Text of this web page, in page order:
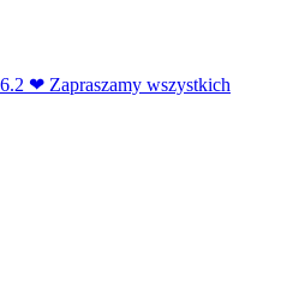
❤ Zapraszamy wszystkich